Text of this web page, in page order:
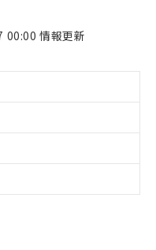
00:00 情報更新